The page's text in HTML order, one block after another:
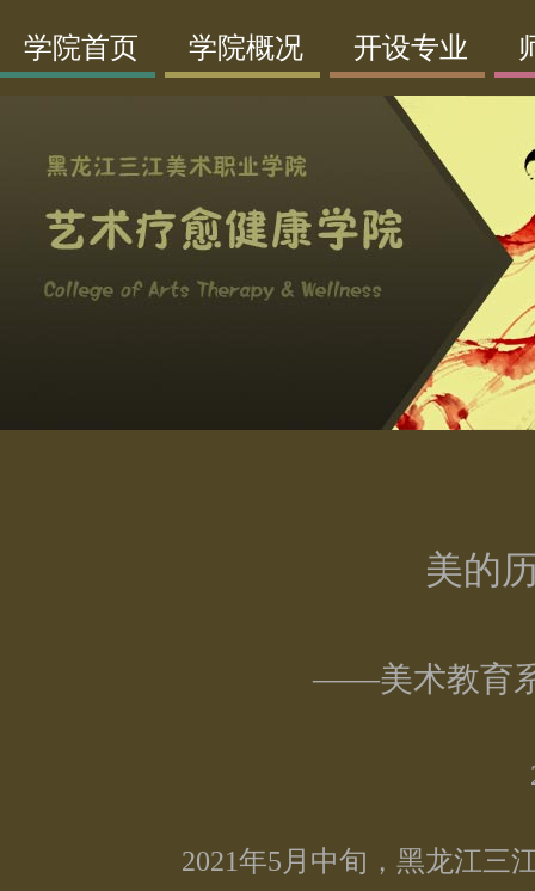
学院首页 学院概况 开设专业
美的
——美术教育
2021年5月中旬，黑龙江三江